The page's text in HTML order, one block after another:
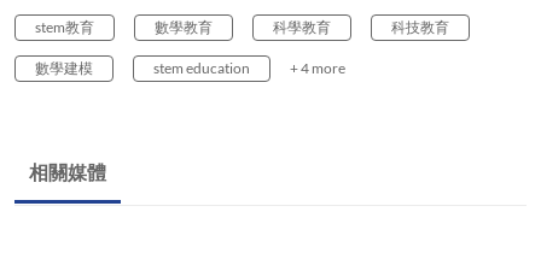
stem教育 數學教育 科學教育 科技教育
數學建模 stem education + 4 more
相關媒體